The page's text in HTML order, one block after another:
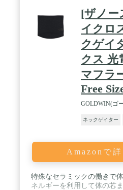
[ザノー
イクロ
クゲイ
クス 光
マフラ
Free
GOLDWIN(ゴ
ネックゲイター
Amazonで詳
特殊なセラミックの働きで
ネルギーを利用して体の芯